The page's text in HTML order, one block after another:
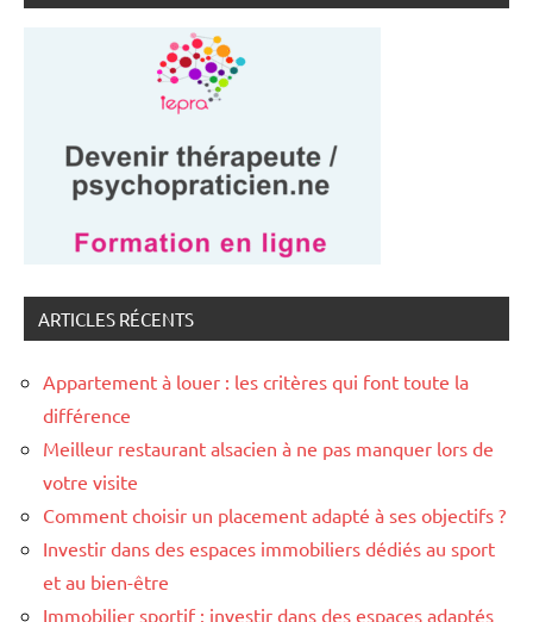
ARTICLES RÉCENTS
Appartement à louer : les critères qui font toute la
différence
Meilleur restaurant alsacien à ne pas manquer lors de
votre visite
Comment choisir un placement adapté à ses objectifs ?
Investir dans des espaces immobiliers dédiés au sport
et au bien-être
Immobilier sportif : investir dans des espaces adaptés